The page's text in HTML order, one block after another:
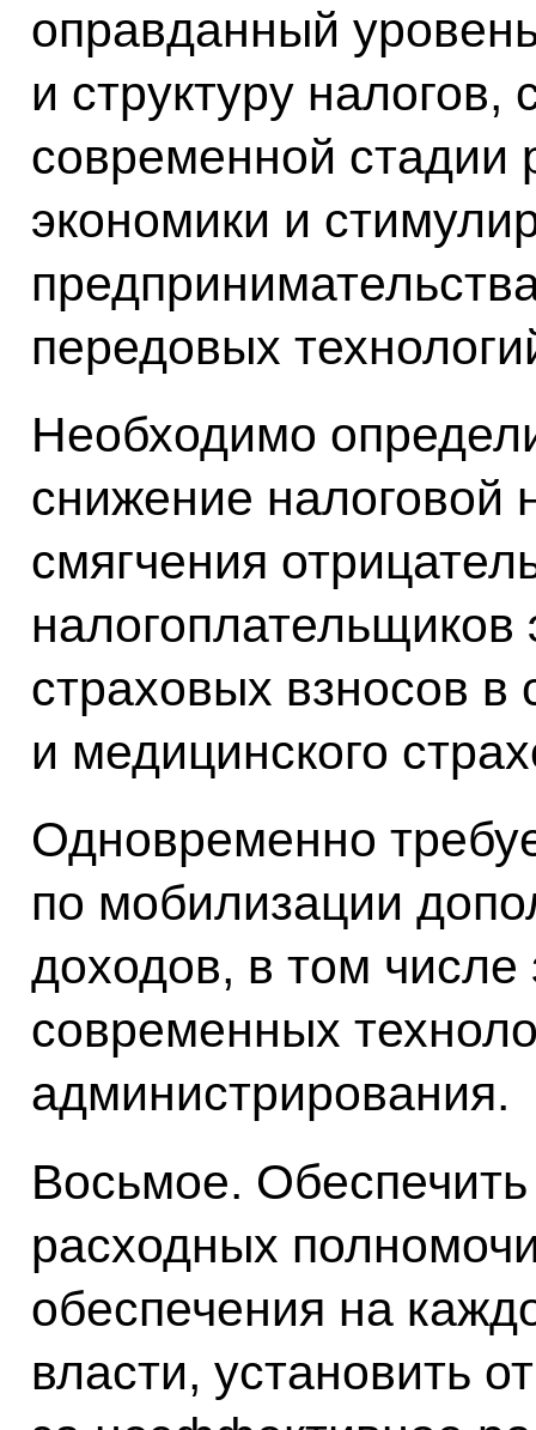
оправданный
и структуру
современной стадии
экономики и
передовых
Необходимо
снижение налоговой
смягчения
страховых взносов в
и медицинского
Одновременно
по мобилизации
доходов, в том числе
современных
администрирования.
Восьмое.
расходных
обеспечения на
власти, установить